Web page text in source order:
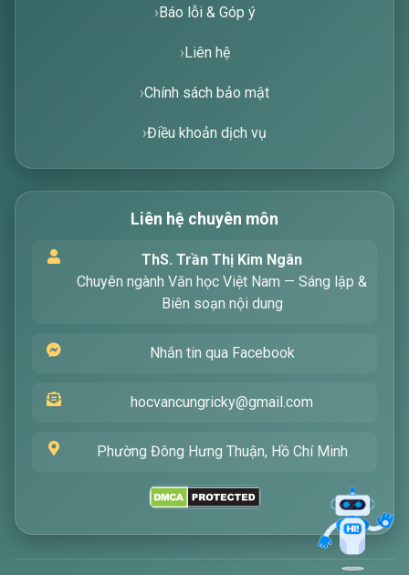
tìm kiếm các bài viết về văn học. Hãy nhập từ
khóa mà bạn quan tâm, tôi sẽ giúp bạn ngay
Báo lỗi & Góp ý
Liên hệ
Chính sách bảo mật
Điều khoản dịch vụ
Liên hệ chuyên môn
ThS. Trần Thị Kim Ngân
Chuyên ngành Văn học Việt Nam — Sáng lập &
Biên soạn nội dung
Nhắn tin qua Facebook
hocvancungricky@gmail.com
Phường Đông Hưng Thuận, Hồ Chí Minh